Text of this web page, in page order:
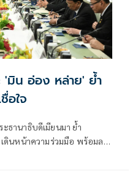
มิน อ่อง หล่าย' ย้ำ
อใจ
ธานาธิบดีเมียนมา ย้ำ
ดินหน้าความร่วมมือ พร้อมลง